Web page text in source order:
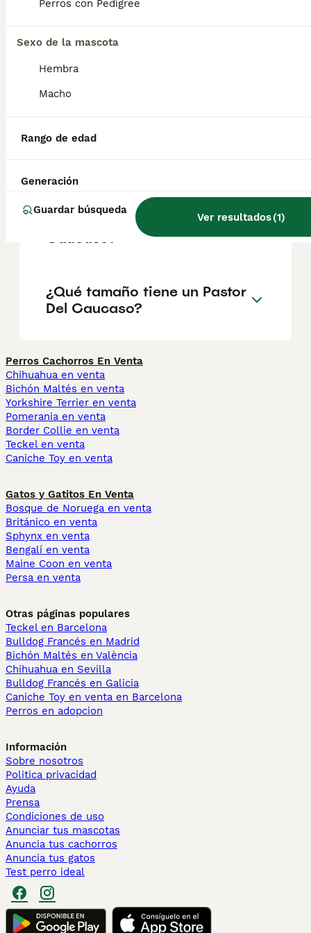
Perros con Pedigree
Sexo de la mascota
Hembra
Macho
Rango de edad
Generación
Guardar búsqueda
Ver resultados(1)
¿Cómo es el carácter de
Pastor Del Caucaso?
desventajas de la raza
¿Cuál es la esperanza de
vida de un Pastor Del
Caucaso?
¿Qué tamaño tiene un Pastor
Del Caucaso?
Perros Cachorros En Venta
Chihuahua en venta
Bichón Maltés en venta
Yorkshire Terrier en venta
Pomerania en venta
Border Collie en venta
Teckel en venta
Caniche Toy en venta
Gatos y Gatitos En Venta
Bosque de Noruega en venta
Británico en venta
Sphynx en venta
Bengalí en venta
Maine Coon en venta
Persa en venta
Otras páginas populares
Teckel en Barcelona
Bulldog Francés en Madrid
Bichón Maltés en València
Chihuahua en Sevilla
Bulldog Francés en Galicia
Caniche Toy en venta en Barcelona
Perros en adopcion
Información
Sobre nosotros
Politica privacidad
Ayuda
Prensa
Condiciones de uso
Anunciar tus mascotas
Anuncia tus cachorros
Anuncia tus gatos
Test perro ideal